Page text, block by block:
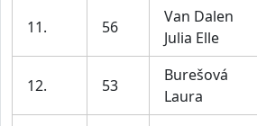
11. 56
Van Dalen
Julia Elle
12. 53
Burešová
Laura